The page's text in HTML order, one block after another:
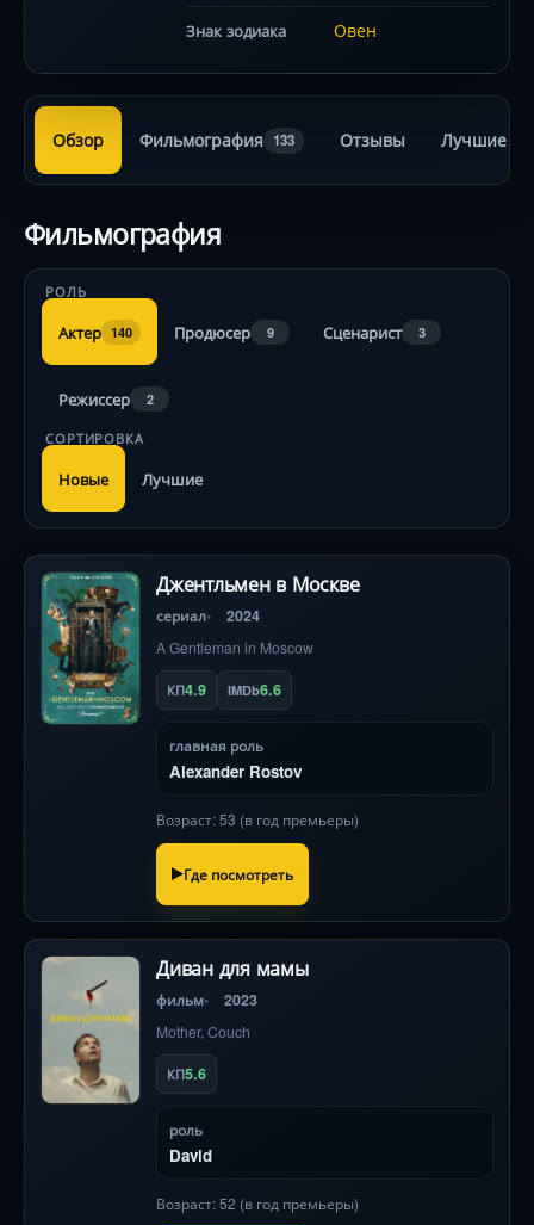
Знак зодиака Овен
Обзор Фильмография 133 Отзывы Лучшие
Фильмография
РОЛЬ
Актер 140 Продюсер 9 Сценарист 3
Режиссер 2
СОРТИРОВКА
Новые Лучшие
Джентльмен в Москве
сериал 2024
A Gentleman in Moscow
КП4.9 IMDb6.6
главная роль
Alexander Rostov
Возраст: 53 (в год премьеры)
Где посмотреть
Диван для мамы
фильм 2023
Mother, Couch
КП5.6
роль
David
Возраст: 52 (в год премьеры)